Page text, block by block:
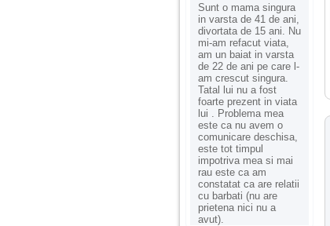
Sunt o mama singura
in varsta de 41 de ani,
divortata de 15 ani. Nu
mi-am refacut viata,
am un baiat in varsta
de 22 de ani pe care l-
am crescut singura.
Tatal lui nu a fost
foarte prezent in viata
lui . Problema mea
este ca nu avem o
comunicare deschisa,
este tot timpul
impotriva mea si mai
rau este ca am
constatat ca are relatii
cu barbati (nu are
prietena nici nu a
avut).